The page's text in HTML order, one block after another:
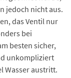
jedoch nicht aus.
das Ventil nur
bei
besten sicher,
unkompliziert
Wasser austritt.